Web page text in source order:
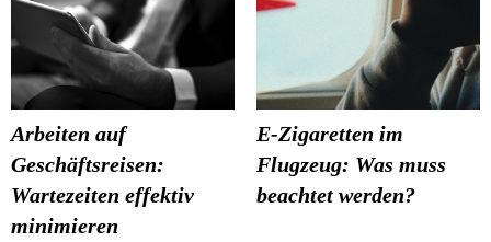
Arbeiten auf
Geschäftsreisen:
Wartezeiten effektiv
minimieren
E-Zigaretten im
Flugzeug: Was muss
beachtet werden?